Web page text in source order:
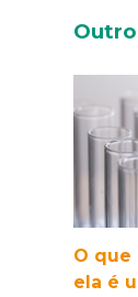
O que
ela é